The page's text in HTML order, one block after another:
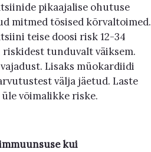
pikaajalise ohutuse
mitmed tõsised kõrvaltoimed.
teise doosi risk 12-34
tunduvalt väiksem.
Lisaks müokardiidi
välja jäetud. Laste
võimalikke riske.
kui